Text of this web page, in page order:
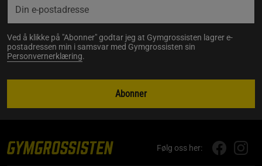
Ved å klikke på "Abonner" godtar jeg at Gymgrossisten lagrer e-
postadressen min i samsvar med Gymgrossisten sin
Personvernerklæring.
Abonner
Følg oss her: